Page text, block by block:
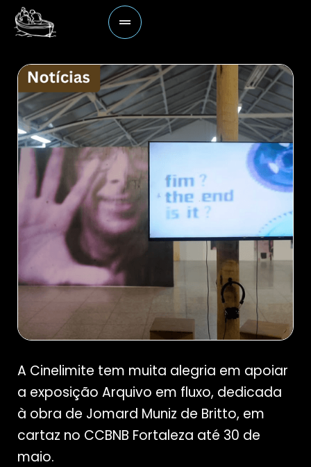
A Cinelimite tem muita alegria em apoiar
a exposição Arquivo em fluxo, dedicada
à obra de Jomard Muniz de Britto, em
cartaz no CCBNB Fortaleza até 30 de
maio.